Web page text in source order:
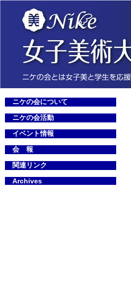
ニケの会について
ニケの会活動
イベント情報
会 報
関連リンク
Archives